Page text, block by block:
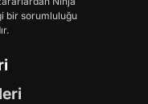
bir sorumluluğu